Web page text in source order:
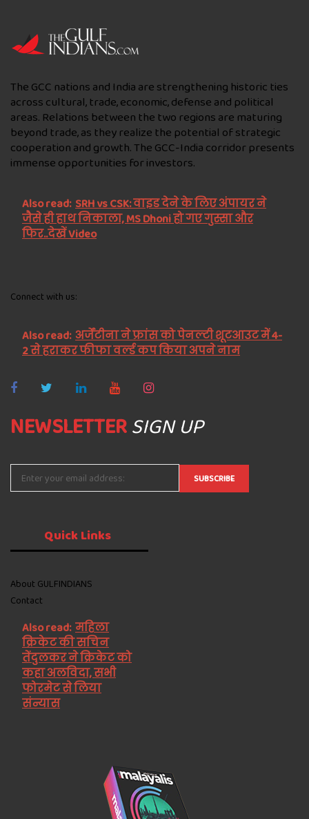
The GCC nations and India are strengthening historic ties
across cultural, trade, economic, defense and political
areas. Relations between the two regions are maturing
beyond trade, as they realize the potential of strategic
cooperation and growth. The GCC-India corridor presents
immense opportunities for investors.
Also read: SRH vs CSK: वाइड देने के लिए अंपायर ने
जैसे ही हाथ निकाला, MS Dhoni हो गए गुस्सा और
फिर..देखें Video
Connect with us:
Also read: अर्जेंटीना ने फ्रांस को पेनल्टी शूटआउट में 4-
2 से हराकर फीफा वर्ल्ड कप किया अपने नाम
NEWSLETTERSIGN UP
QuickLinks
About GULFINDIANS
Contact
Also read: महिला
क्रिकेट की सचिन
तेंदुलकर ने क्रिकेट को
कहा अलविदा, सभी
फोरमेट से लिया
संन्यास